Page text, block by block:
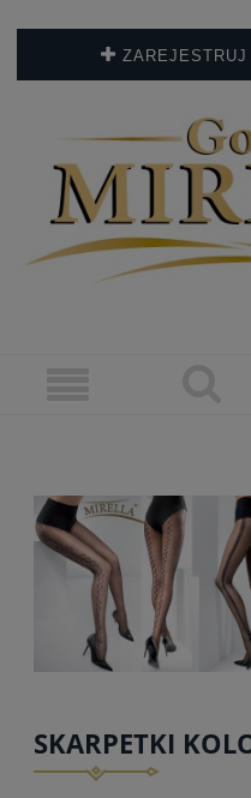
ZAREJESTRUJ
SKARPETKI